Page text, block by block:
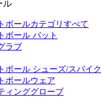
ル
ボールカテゴリすべて
ボール バット
ラブ
ボール シューズ/スパイク
ボールウェア
ィンググローブ